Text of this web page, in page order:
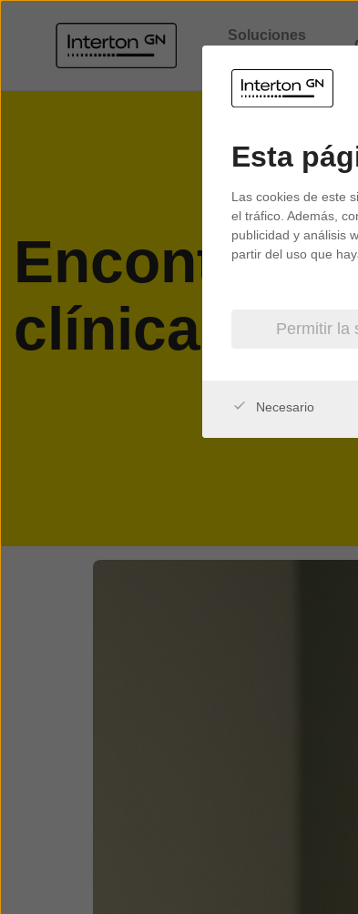
Esta
Las cookies de este
el tráfico. Además,
publicidad y análisis
partir del uso que
Permitir la
Necesario
Soluciones
Encontrar
clínica